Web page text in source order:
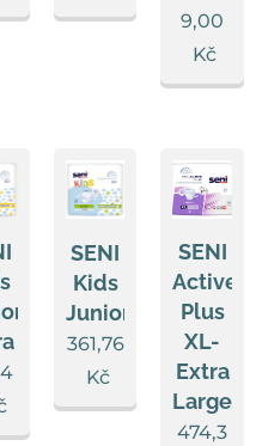
9,00
Kč
SENI
Kids
Junior
361,76
Kč
SENI
Active
Plus
XL-
Extra
Large
474,3